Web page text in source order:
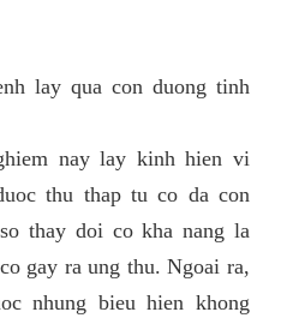
lay qua con duong tinh
nay lay kinh hien vi
thu thap tu co da con
thay doi co kha nang la
gay ra ung thu. Ngoai ra,
nhung bieu hien khong